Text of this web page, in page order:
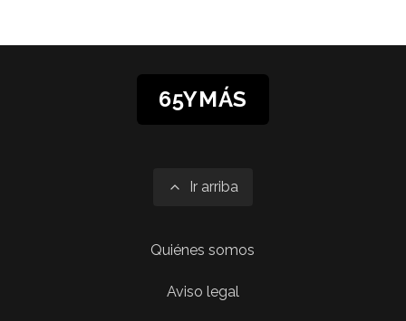
65YMÁS
Ir arriba
Quiénes somos
Aviso legal